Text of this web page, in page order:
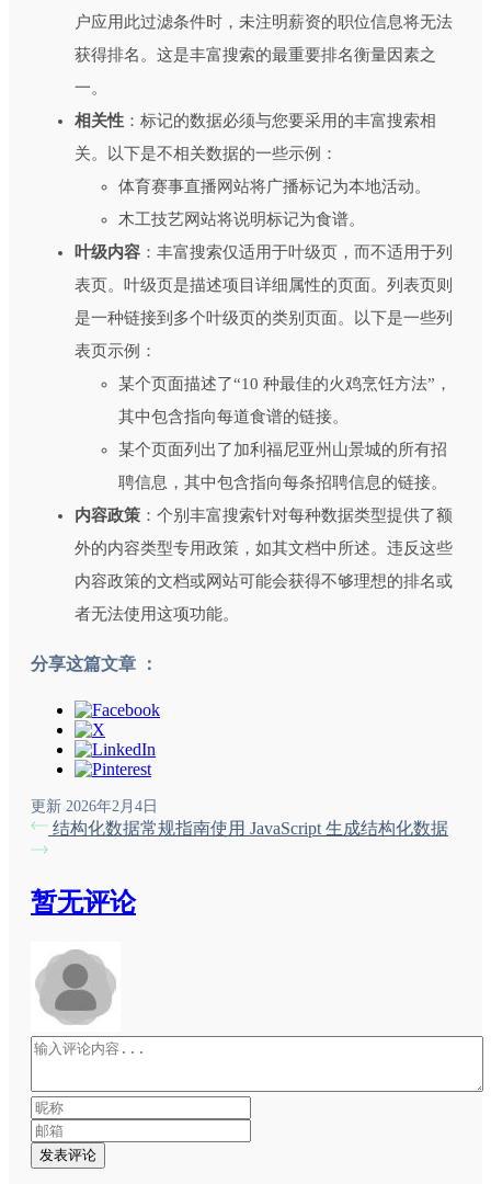
户应用此过滤条件时，未注明薪资的职位信息将无法
获得排名。这是丰富搜索的最重要排名衡量因素之
一。
相关性 ：标记的数据必须与您要采用的丰富搜索相
关。以下是不相关数据的一些示例：
体育赛事直播网站将广播标记为本地活动。
木工技艺网站将说明标记为食谱。
叶级内容 ：丰富搜索仅适用于叶级页，而不适用于列
表页。叶级页是描述项目详细属性的页面。列表页则
是一种链接到多个叶级页的类别页面。以下是一些列
表页示例：
某个页面描述了“10 种最佳的火鸡烹饪方法”，
其中包含指向每道食谱的链接。
某个页面列出了加利福尼亚州山景城的所有招
聘信息，其中包含指向每条招聘信息的链接。
内容政策 ：个别丰富搜索针对每种数据类型提供了额
外的内容类型专用政策，如其文档中所述。违反这些
内容政策的文档或网站可能会获得不够理想的排名或
者无法使用这项功能。
分享这篇文章 ：
更新 2026年2月4日
结构化数据常规指南使用 JavaScript 生成结构化数据
暂无评论
发表评论